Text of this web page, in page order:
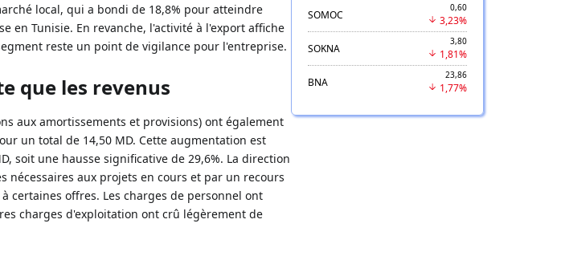
local, qui a bondi de 18,8% pour atteindre
en Tunisie. En revanche, l'activité à l'export affiche
reste un point de vigilance pour l'entreprise.
que les revenus
aux amortissements et provisions) ont également
un total de 14,50 MD. Cette augmentation est
soit une hausse significative de 29,6%. La direction
aux projets en cours et par un recours
certaines offres. Les charges de personnel ont
charges d'exploitation ont crû légèrement de
SOMOC
0,60
3,23%
SOKNA
3,80
1,81%
BNA
23,86
1,77%